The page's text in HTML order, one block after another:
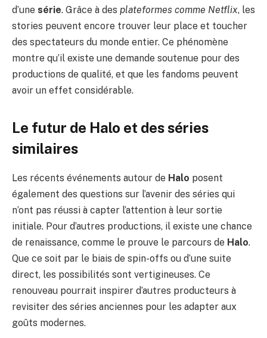
d’une série. Grâce à des plateformes comme Netflix, les
stories peuvent encore trouver leur place et toucher
des spectateurs du monde entier. Ce phénomène
montre qu’il existe une demande soutenue pour des
productions de qualité, et que les fandoms peuvent
avoir un effet considérable.
Le futur de Halo et des séries
similaires
Les récents événements autour de Halo posent
également des questions sur l’avenir des séries qui
n’ont pas réussi à capter l’attention à leur sortie
initiale. Pour d’autres productions, il existe une chance
de renaissance, comme le prouve le parcours de Halo.
Que ce soit par le biais de spin-offs ou d’une suite
direct, les possibilités sont vertigineuses. Ce
renouveau pourrait inspirer d’autres producteurs à
revisiter des séries anciennes pour les adapter aux
goûts modernes.